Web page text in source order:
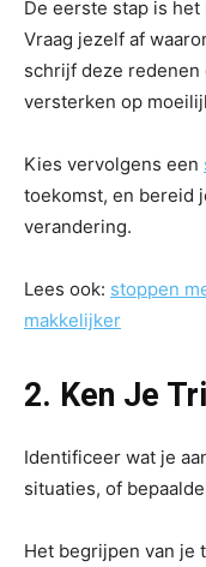
De eerste stap is
Vraag jezelf af
schrijf deze redenen
versterken op
Kies vervolgens een
toekomst, en bereid
verandering.
Lees ook: stoppen
makkelijker
2. Ken Je
Identificeer wat je
situaties, of
Het begrijpen van je